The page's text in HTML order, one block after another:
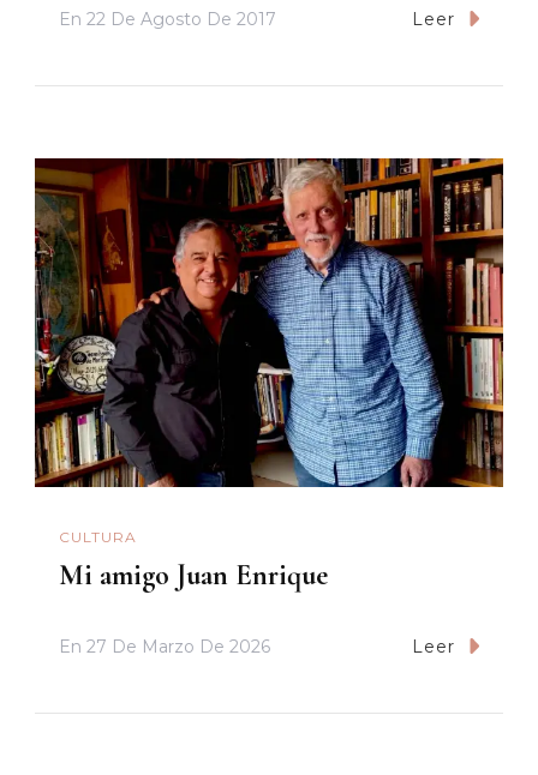
En 22 De Agosto De 2017 Leer
CULTURA
Mi amigo Juan Enrique
En 27 De Marzo De 2026 Leer